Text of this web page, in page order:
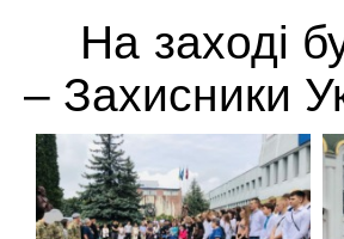
На заході
– Захисники